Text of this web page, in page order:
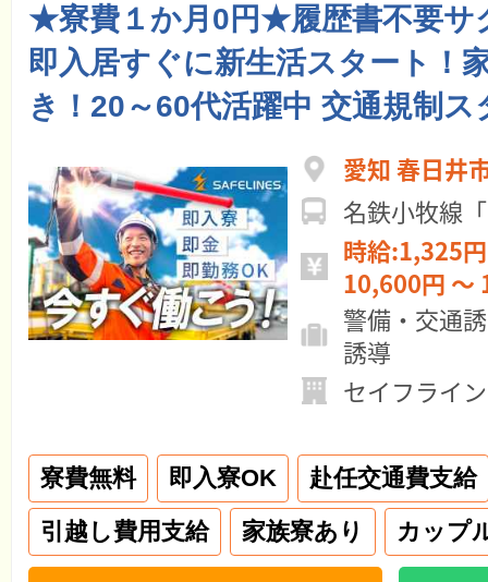
★寮費１か月0円★履歴書不要サ
即入居すぐに新生活スタート！
き！20～60代活躍中 交通規制ス
愛知 春日井
名鉄小牧線
時給:1,325
10,600円 ～
警備・交通
誘導
セイフライ
寮費無料 即入寮OK
赴任交通費支給
引越し費用支給
家族寮あり カップ